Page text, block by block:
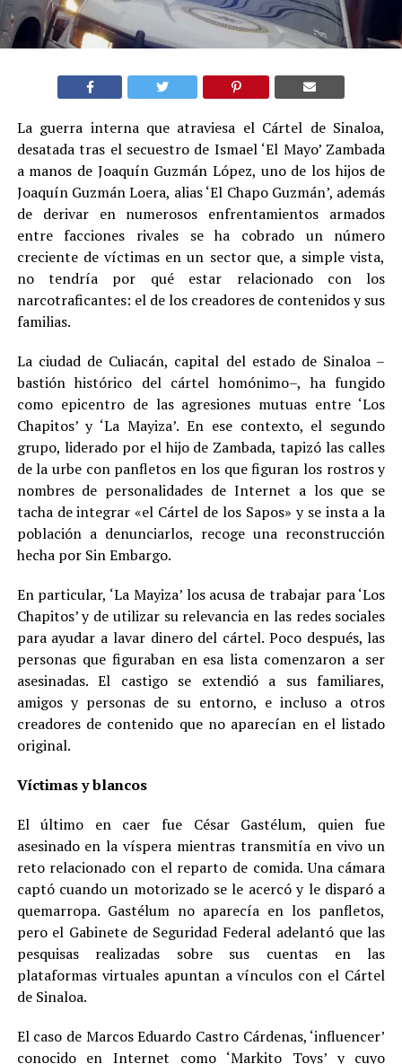
La guerra interna que atraviesa el Cártel de Sinaloa,
desatada tras el secuestro de Ismael ‘El Mayo’ Zambada
a manos de Joaquín Guzmán López, uno de los hijos de
Joaquín Guzmán Loera, alias ‘El Chapo Guzmán’, además
de derivar en numerosos enfrentamientos armados
entre facciones rivales se ha cobrado un número
creciente de víctimas en un sector que, a simple vista,
no tendría por qué estar relacionado con los
narcotraficantes: el de los creadores de contenidos y sus
familias.
La ciudad de Culiacán, capital del estado de Sinaloa –
bastión histórico del cártel homónimo–, ha fungido
como epicentro de las agresiones mutuas entre ‘Los
Chapitos’ y ‘La Mayiza’. En ese contexto, el segundo
grupo, liderado por el hijo de Zambada, tapizó las calles
de la urbe con panfletos en los que figuran los rostros y
nombres de personalidades de Internet a los que se
tacha de integrar «el Cártel de los Sapos» y se insta a la
población a denunciarlos, recoge una reconstrucción
hecha por Sin Embargo.
En particular, ‘La Mayiza’ los acusa de trabajar para ‘Los
Chapitos’ y de utilizar su relevancia en las redes sociales
para ayudar a lavar dinero del cártel. Poco después, las
personas que figuraban en esa lista comenzaron a ser
asesinadas. El castigo se extendió a sus familiares,
amigos y personas de su entorno, e incluso a otros
creadores de contenido que no aparecían en el listado
original.
Víctimas y blancos
El último en caer fue César Gastélum, quien fue
asesinado en la víspera mientras transmitía en vivo un
reto relacionado con el reparto de comida. Una cámara
captó cuando un motorizado se le acercó y le disparó a
quemarropa. Gastélum no aparecía en los panfletos,
pero el Gabinete de Seguridad Federal adelantó que las
pesquisas realizadas sobre sus cuentas en las
plataformas virtuales apuntan a vínculos con el Cártel
de Sinaloa.
El caso de Marcos Eduardo Castro Cárdenas, ‘influencer’
conocido en Internet como ‘Markito Toys’ y cuyo